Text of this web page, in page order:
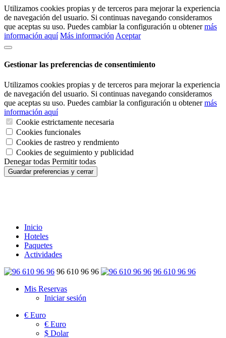
Utilizamos cookies propias y de terceros para mejorar la experiencia
de navegación del usuario. Si continuas navegando consideramos
que aceptas su uso. Puedes cambiar la configuración u obtenermás
información aquí Más información Aceptar
Gestionar las preferencias de consentimiento
Utilizamos cookies propias y de terceros para mejorar la experiencia
de navegación del usuario. Si continuas navegando consideramos
que aceptas su uso. Puedes cambiar la configuración u obtenermás
información aquí
Cookie estrictamente necesaria
Cookies funcionales
Cookies de rastreo y rendmiento
Cookies de seguimiento y publicidad
Denegar todas Permitir todas
Guardar preferencias y cerrar
Inicio
Hoteles
Paquetes
Actividades
96 610 96 96
96 610 96 96
Mis Reservas
Iniciar sesión
€ Euro
€ Euro
$ Dolar